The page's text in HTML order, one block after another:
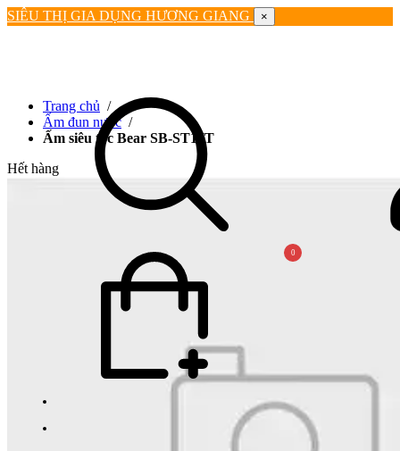
SIÊU THỊ GIA DỤNG HƯƠNG GIANG ×
0
Trang chủ /
Ấm đun nước /
Ấm siêu tốc Bear SB-ST17T
Hết hàng